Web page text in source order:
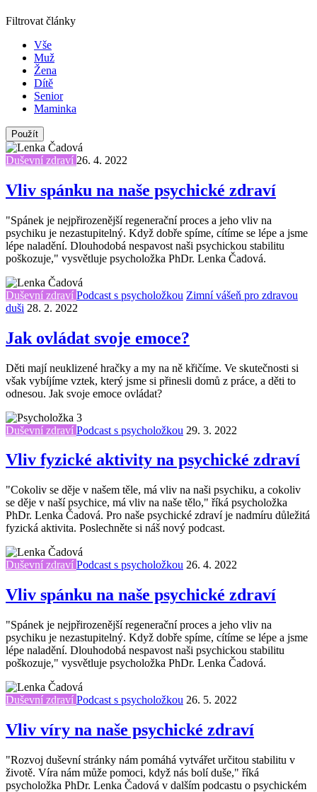
Filtrovat články
Vše
Muž
Žena
Dítě
Senior
Maminka
Duševní zdraví 26. 4. 2022
Vliv spánku na naše psychické zdraví
"Spánek je nejpřirozenější regenerační proces a jeho vliv na
psychiku je nezastupitelný. Když dobře spíme, cítíme se lépe a jsme
lépe naladění. Dlouhodobá nespavost naši psychickou stabilitu
poškozuje," vysvětluje psycholožka PhDr. Lenka Čadová.
Duševní zdraví Podcast s psycholožkou Zimní vášeň pro zdravou
duši 28. 2. 2022
Jak ovládat svoje emoce?
Děti mají neuklizené hračky a my na ně křičíme. Ve skutečnosti si
však vybíjíme vztek, který jsme si přinesli domů z práce, a děti to
odnesou. Jak svoje emoce ovládat?
Duševní zdraví Podcast s psycholožkou 29. 3. 2022
Vliv fyzické aktivity na psychické zdraví
"Cokoliv se děje v našem těle, má vliv na naši psychiku, a cokoliv
se děje v naší psychice, má vliv na naše tělo," říká psycholožka
PhDr. Lenka Čadová. Pro naše psychické zdraví je nadmíru důležitá
fyzická aktivita. Poslechněte si náš nový podcast.
Duševní zdraví Podcast s psycholožkou 26. 4. 2022
Vliv spánku na naše psychické zdraví
"Spánek je nejpřirozenější regenerační proces a jeho vliv na
psychiku je nezastupitelný. Když dobře spíme, cítíme se lépe a jsme
lépe naladění. Dlouhodobá nespavost naši psychickou stabilitu
poškozuje," vysvětluje psycholožka PhDr. Lenka Čadová.
Duševní zdraví Podcast s psycholožkou 26. 5. 2022
Vliv víry na naše psychické zdraví
"Rozvoj duševní stránky nám pomáhá vytvářet určitou stabilitu v
životě. Víra nám může pomoci, když nás bolí duše," říká
psycholožka PhDr. Lenka Čadová v dalším podcastu o psychickém